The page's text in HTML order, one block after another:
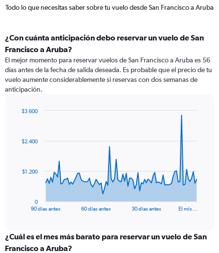
Todo lo que necesitas saber sobre tu vuelo desde San Francisco a Aruba
¿Con cuánta anticipación debo reservar un vuelo de San
Francisco a Aruba?
El mejor momento para reservar vuelos de San Francisco a Aruba es 56
días antes de la fecha de salida deseada. Es probable que el precio de tu
vuelo aumente considerablemente si reservas con dos semanas de
anticipación.
data
The
categories.
Range:
90 días antes 60 días antes 30 días antes El mis…
0
$1.200
$2.400
$3.600
¿Cuál es el mes más barato para reservar un vuelo de San
Francisco a Aruba?